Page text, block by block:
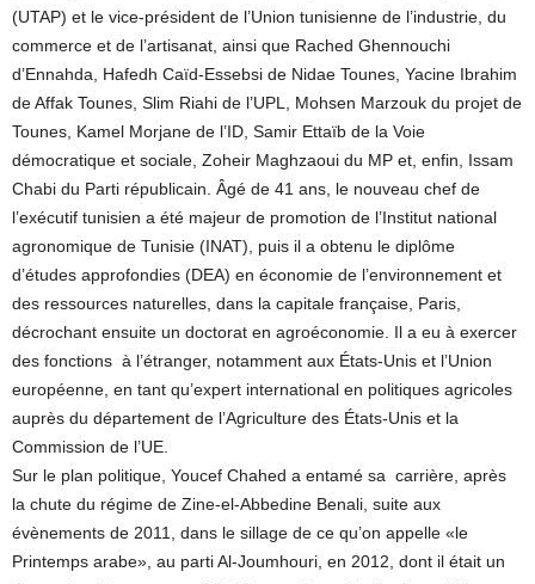
(UTAP) et le vice-président de l’Union tunisienne de l’industrie, du
commerce et de l’artisanat, ainsi que Rached Ghennouchi
d’Ennahda, Hafedh Caïd-Essebsi de Nidae Tounes, Yacine Ibrahim
de Affak Tounes, Slim Riahi de l’UPL, Mohsen Marzouk du projet de
Tounes, Kamel Morjane de l’ID, Samir Ettaïb de la Voie
démocratique et sociale, Zoheir Maghzaoui du MP et, enfin, Issam
Chabi du Parti républicain. Âgé de 41 ans, le nouveau chef de
l’exécutif tunisien a été majeur de promotion de l’Institut national
agronomique de Tunisie (INAT), puis il a obtenu le diplôme
d’études approfondies (DEA) en économie de l’environnement et
des ressources naturelles, dans la capitale française, Paris,
décrochant ensuite un doctorat en agroéconomie. Il a eu à exercer
des fonctions à l’étranger, notamment aux États-Unis et l’Union
européenne, en tant qu’expert international en politiques agricoles
auprès du département de l’Agriculture des États-Unis et la
Commission de l’UE.
Sur le plan politique, Youcef Chahed a entamé sa carrière, après
la chute du régime de Zine-el-Abbedine Benali, suite aux
évènements de 2011, dans le sillage de ce qu’on appelle «le
Printemps arabe», au parti Al-Joumhouri, en 2012, dont il était un